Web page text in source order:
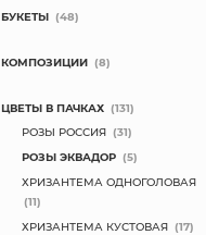
БУКЕТЫ (48)
КОМПОЗИЦИИ (8)
ЦВЕТЫ В ПАЧКАХ (131)
РОЗЫ РОССИЯ (31)
РОЗЫ ЭКВАДОР (5)
ХРИЗАНТЕМА ОДНОГОЛОВАЯ
(11)
ХРИЗАНТЕМА КУСТОВАЯ (17)